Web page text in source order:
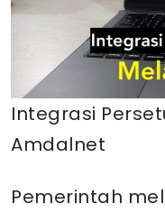
Integrasi
Amdalnet
Pemerintah